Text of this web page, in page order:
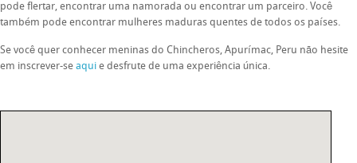
pode flertar, encontrar uma namorada ou encontrar um parceiro. Você
também pode encontrar mulheres maduras quentes de todos os países.
Se você quer conhecer meninas do Chincheros, Apurímac, Peru não hesite
em inscrever-se aqui e desfrute de uma experiência única.